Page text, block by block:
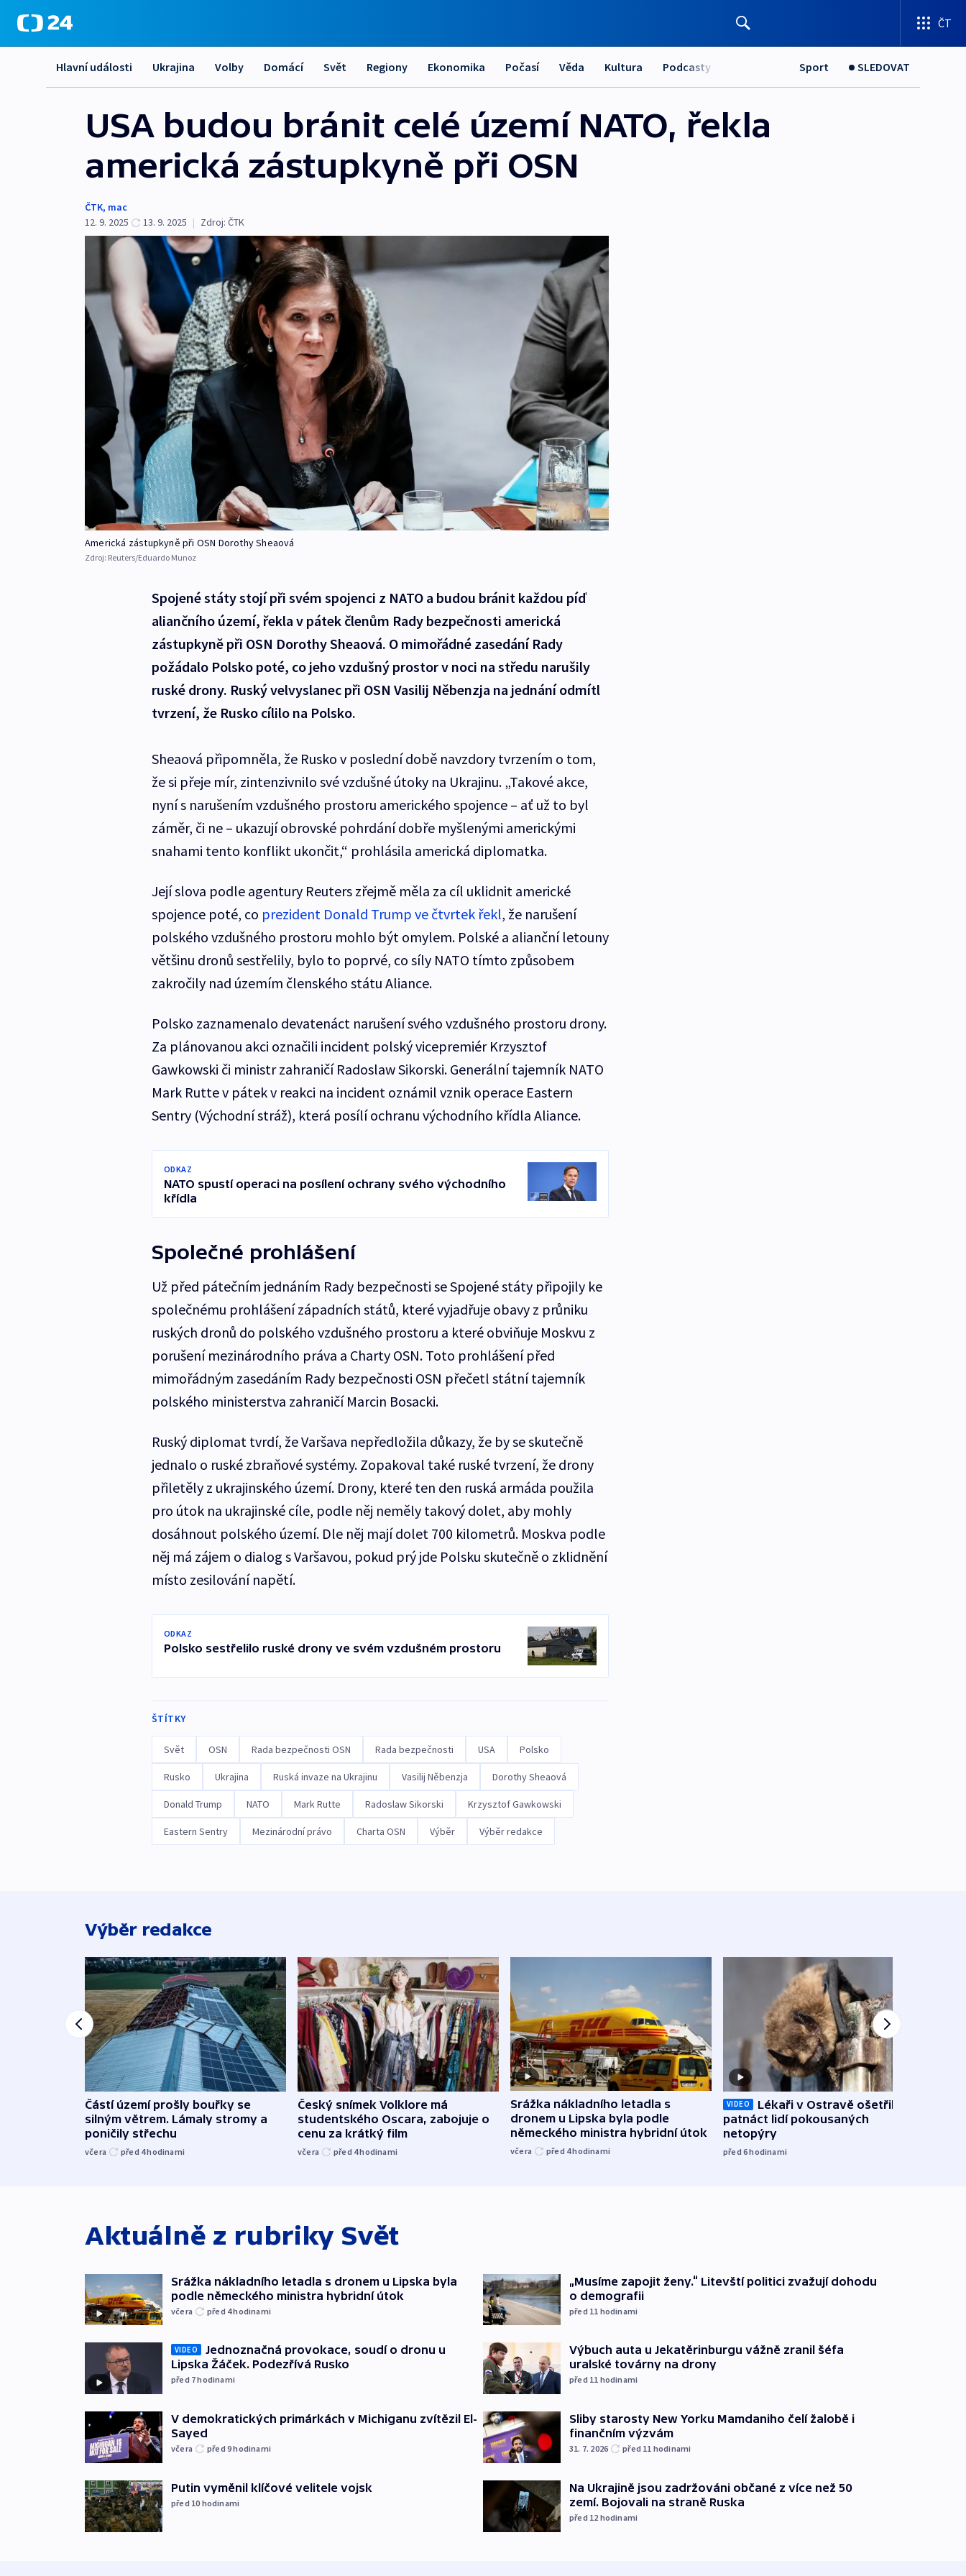
ČT
Hlavní události Ukrajina Volby Domácí Svět Regiony Ekonomika Počasí Věda Kultura Podcasty Sport SLEDOVAT
USA budou bránit celé území NATO, řekla
americká zástupkyně při OSN
ČTK, mac
12. 9. 2025
13. 9. 2025 | Zdroj: ČTK
Americká zástupkyně při OSN Dorothy Sheaová
Zdroj: Reuters/Eduardo Munoz
Spojené státy stojí při svém spojenci z NATO a budou bránit každou píď
aliančního území, řekla v pátek členům Rady bezpečnosti americká
zástupkyně při OSN Dorothy Sheaová. O mimořádné zasedání Rady
požádalo Polsko poté, co jeho vzdušný prostor v noci na středu narušily
ruské drony. Ruský velvyslanec při OSN Vasilij Něbenzja na jednání odmítl
tvrzení, že Rusko cílilo na Polsko.
Sheaová připomněla, že Rusko v poslední době navzdory tvrzením o tom,
že si přeje mír, zintenzivnilo své vzdušné útoky na Ukrajinu. „Takové akce,
nyní s narušením vzdušného prostoru amerického spojence – ať už to byl
záměr, či ne – ukazují obrovské pohrdání dobře myšlenými americkými
snahami tento konflikt ukončit,“ prohlásila americká diplomatka.
Její slova podle agentury Reuters zřejmě měla za cíl uklidnit americké
spojence poté, co prezident Donald Trump ve čtvrtek řekl, že narušení
polského vzdušného prostoru mohlo být omylem. Polské a alianční letouny
většinu dronů sestřelily, bylo to poprvé, co síly NATO tímto způsobem
zakročily nad územím členského státu Aliance.
Polsko zaznamenalo devatenáct narušení svého vzdušného prostoru drony.
Za plánovanou akci označili incident polský vicepremiér Krzysztof
Gawkowski či ministr zahraničí Radoslaw Sikorski. Generální tajemník NATO
Mark Rutte v pátek v reakci na incident oznámil vznik operace Eastern
Sentry (Východní stráž), která posílí ochranu východního křídla Aliance.
ODKAZ
NATO spustí operaci na posílení ochrany svého východního
křídla
Společné prohlášení
Už před pátečním jednáním Rady bezpečnosti se Spojené státy připojily ke
společnému prohlášení západních států, které vyjadřuje obavy z průniku
ruských dronů do polského vzdušného prostoru a které obviňuje Moskvu z
porušení mezinárodního práva a Charty OSN. Toto prohlášení před
mimořádným zasedáním Rady bezpečnosti OSN přečetl státní tajemník
polského ministerstva zahraničí Marcin Bosacki.
Ruský diplomat tvrdí, že Varšava nepředložila důkazy, že by se skutečně
jednalo o ruské zbraňové systémy. Zopakoval také ruské tvrzení, že drony
přiletěly z ukrajinského území. Drony, které ten den ruská armáda použila
pro útok na ukrajinské cíle, podle něj neměly takový dolet, aby mohly
dosáhnout polského území. Dle něj mají dolet 700 kilometrů. Moskva podle
něj má zájem o dialog s Varšavou, pokud prý jde Polsku skutečně o zklidnění
místo zesilování napětí.
ODKAZ
Polsko sestřelilo ruské drony ve svém vzdušném prostoru
ŠTÍTKY
Svět OSN Rada bezpečnosti OSN Rada bezpečnosti USA Polsko
Rusko Ukrajina Ruská invaze na Ukrajinu Vasilij Něbenzja Dorothy Sheaová
Donald Trump NATO Mark Rutte Radoslaw Sikorski Krzysztof Gawkowski
Eastern Sentry Mezinárodní právo Charta OSN Výběr Výběr redakce
Výběr redakce
Částí území prošly bouřky se
silným větrem. Lámaly stromy a
poničily střechu
včera před 4hodinami
Český snímek Volklore má
studentského Oscara, zabojuje o
cenu za krátký film
včera před 4hodinami
Srážka nákladního letadla s
dronem u Lipska byla podle
německého ministra hybridní útok
včera před 4hodinami
VIDEO
Lékaři v Ostravě ošetřili už
patnáct lidí pokousaných
netopýry
před 6hodinami
Aktuálně z rubriky Svět
Srážka nákladního letadla s dronem u Lipska byla
podle německého ministra hybridní útok
včera před 4hodinami
VIDEO
Jednoznačná provokace, soudí o dronu u
Lipska Žáček. Podezřívá Rusko
před 7hodinami
V demokratických primárkách v Michiganu zvítězil El-
Sayed
včera před 9hodinami
Putin vyměnil klíčové velitele vojsk
před 10 hodinami
„Musíme zapojit ženy.“ Litevští politici zvažují dohodu
o demografii
před 11 hodinami
Výbuch auta u Jekatěrinburgu vážně zranil šéfa
uralské továrny na drony
před 11 hodinami
Sliby starosty New Yorku Mamdaniho čelí žalobě i
finančním výzvám
31. 7. 2026 před 11 hodinami
Na Ukrajině jsou zadržováni občané z více než 50
zemí. Bojovali na straně Ruska
před 12 hodinami